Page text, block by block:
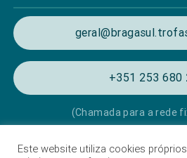
+351 253 680
(Chamada para a rede
Este website utiliza cookies